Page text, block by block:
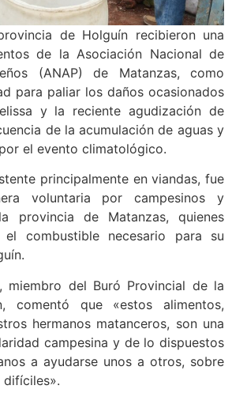
de Holguín recibieron una
de la Asociación Nacional de
(ANAP) de Matanzas, como
para paliar los daños ocasionados
y la reciente agudización de
de la acumulación de aguas y
el evento climatológico.
principalmente en viandas, fue
voluntaria por campesinos y
provincia de Matanzas, quienes
el combustible necesario para su
miembro del Buró Provincial de la
comentó que «estos alimentos,
hermanos matanceros, son una
campesina y de lo dispuestos
a ayudarse unos a otros, sobre